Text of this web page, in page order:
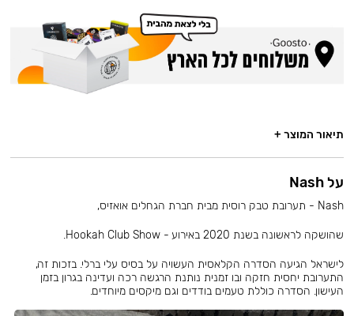
תיאור המוצר +
על Nash
Nash - תערובת טבק רוסית מבית חברת הגחלים אואזיס,
שהושקה לראשונה בשנת 2020 באירוע - Hookah Club Show.
לישראל הגיעה הסדרה הקלאסית העשויה על בסיס עלי ברלי. בזכות זה,
התערובת יחסית חזקה ובו זמנית נותנת הרגשה רכה ועדינה בגרון בזמן
העישון. הסדרה כוללת טעמים בודדים וגם מיקסים מיוחדים.